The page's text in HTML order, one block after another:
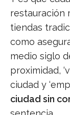
restauración
tiendas
como
medio siglo
proximidad,
ciudad y
ciudad sin